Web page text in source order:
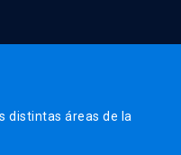
distintas áreas de la